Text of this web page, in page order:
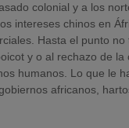
colonial y a los
intereses chinos en
Hasta el punto no
y o al rechazo de la
humanos. Lo que le
africanos,